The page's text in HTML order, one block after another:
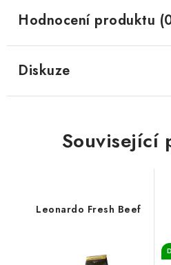
Hodnocení produktu
Diskuze
Související
Leonardo Fresh Beef